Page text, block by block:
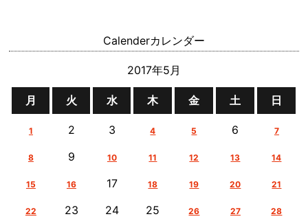
Calenderカレンダー
2017年5月
月 火 水 木 金 土 日
1 2 3 4 5 6 7
8 9 10 11 12 13 14
15 16 17 18 19 20 21
22 23 24 25 26 27 28